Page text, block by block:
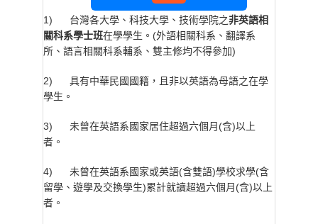
1) 台灣各大學、科技大學、技術學院之非英語相
關科系學士班在學學生。(外語相關科系、翻譯系
所、語言相關科系輔系、雙主修均不得參加)
2) 具有中華民國國籍，且非以英語為母語之在學
學生。
3) 未曾在英語系國家居住超過六個月(含)以上
者。
4) 未曾在英語系國家或英語(含雙語)學校求學(含
留學、遊學及交換學生)累計就讀超過六個月(含)以上
者。